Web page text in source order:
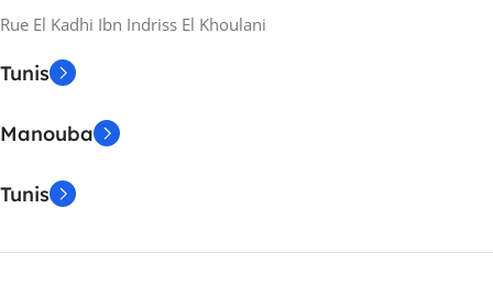
Rue El Kadhi Ibn Indriss El Khoulani
Tunis
Manouba
Tunis